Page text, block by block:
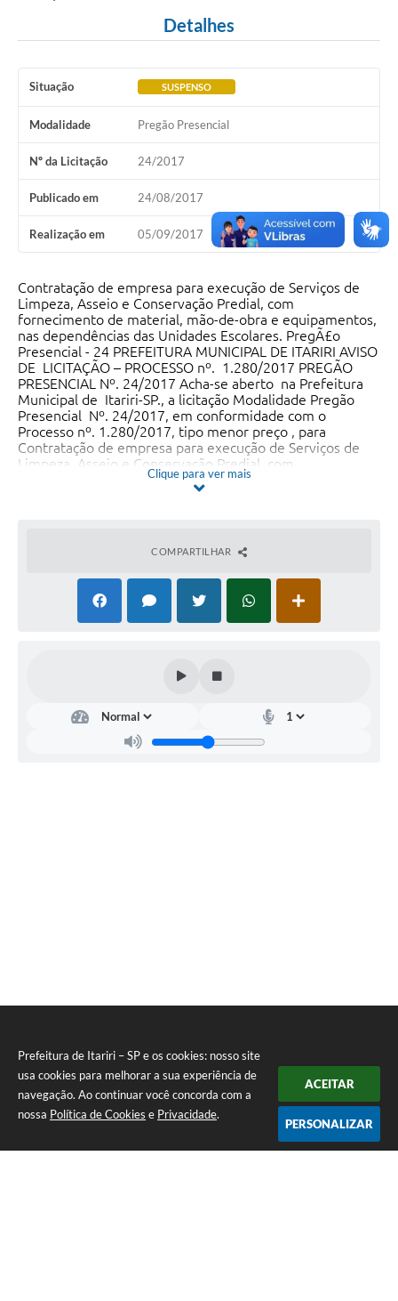
Prefeitura de Itariri – SP e os cookies: nosso site
usa cookies para melhorar a sua experiência de
navegação. Ao continuar você concorda com a
nossa Política de Cookies e Privacidade.
ACEITAR
PERSONALIZAR
Detalhes
Situação SUSPENSO
Modalidade Pregão Presencial
Nº da Licitação 24/2017
Publicado em 24/08/2017
Realização em 05/09/2017
Contratação de empresa para execução de Serviços de
Limpeza, Asseio e Conservação Predial, com
fornecimento de material, mão-de-obra e equipamentos,
nas dependências das Unidades Escolares. PregÃ£o
Presencial - 24 PREFEITURA MUNICIPAL DE ITARIRI AVISO
DE LICITAÇÃO – PROCESSO nº. 1.280/2017 PREGÃO
PRESENCIAL Nº. 24/2017 Acha-se aberto na Prefeitura
Municipal de Itariri-SP., a licitação Modalidade Pregão
Presencial Nº. 24/2017, em conformidade com o
Processo nº. 1.280/2017, tipo menor preço , para
Contratação de empresa para execução de Serviços de
Limpeza, Asseio e Conservação Predial, com
fornecimento de material, mão-de-obra e equipamentos,
nas dependências das Unidades Escolares do Município
05/09/2017, às 9:00 horas. Os envelopes contendo a
proposta e os documentos de habilitação serão
recebidos na sessão de processamento logo após o
credenciamento dos interessados. Local: Sede da
Prefeitura Municipal de Itariri, sito à Rua Nossa Senhora
do Monte Serrat, n. 133, centro, Itariri/SP. O Edital poderá
Licitações da Prefeitura Municipal de Itariri, localizada na
Clique para ver mais
COMPARTILHAR